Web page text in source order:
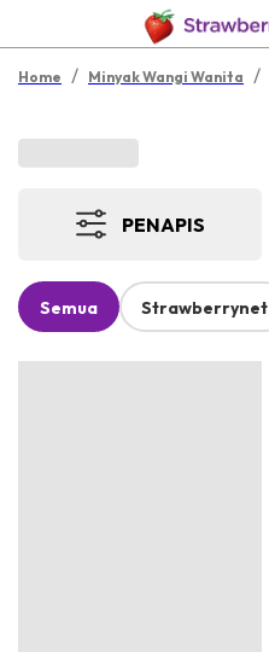
Home / Minyak Wangi Wanita /
PENAPIS
Semua Strawberrynet